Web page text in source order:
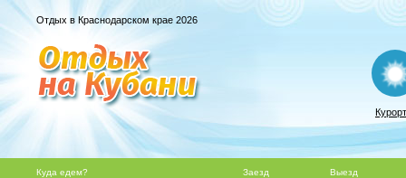
Отдых в Краснодарском крае 2026
Куда едем? Заезд Выезд